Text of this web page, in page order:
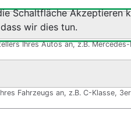
Schaltfläche Akzeptieren
wir dies tun.
Ihres Autos an, z.B.
Fahrzeugs an, z.B. C-Klasse,